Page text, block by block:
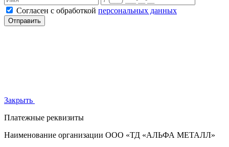
Согласен с обработкой персональных данных
Отправить
Закрыть
Платежные реквизиты
Наименование организации ООО «ТД «АЛЬФА МЕТАЛЛ»